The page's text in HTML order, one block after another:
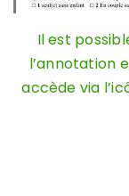
Il est
l’annotation
accède via